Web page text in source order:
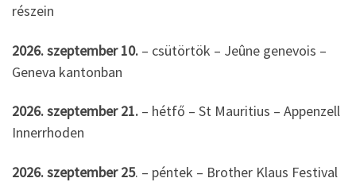
részein
2026. szeptember 10. – csütörtök – Jeûne genevois –
Geneva kantonban
2026. szeptember 21. – hétfő – St Mauritius – Appenzell
Innerrhoden
2026. szeptember 25. – péntek – Brother Klaus Festival